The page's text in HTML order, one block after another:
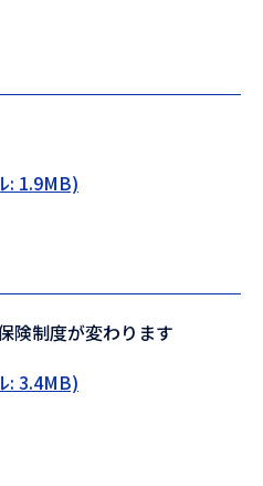
: 1.9MB)
険制度が変わります
: 3.4MB)